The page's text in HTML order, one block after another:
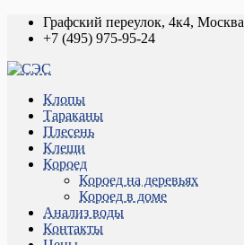
Графский переулок, 4к4, Москва
+7 (495) 975-95-24
Клопы
Тараканы
Плесень
Клещи
Короед
Короед на деревьях
Короед в доме
Анализ воды
Контакты